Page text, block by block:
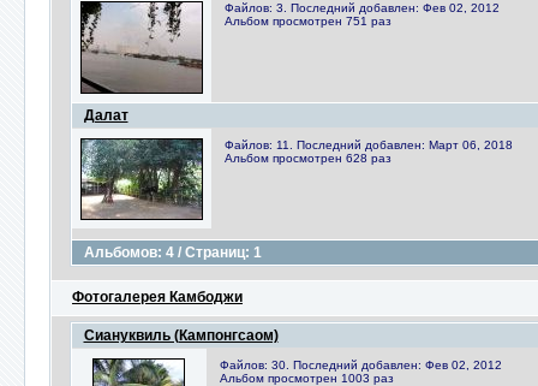
Файлов: 3. Последний добавлен: Фев 02, 2012
Альбом просмотрен 751 раз
Далат
Файлов: 11. Последний добавлен: Март 06, 2018
Альбом просмотрен 628 раз
Альбомов: 4 / Страниц: 1
Фотогалерея Камбоджи
Сиануквиль (Кампонгсаом)
Файлов: 30. Последний добавлен: Фев 02, 2012
Альбом просмотрен 1003 раз